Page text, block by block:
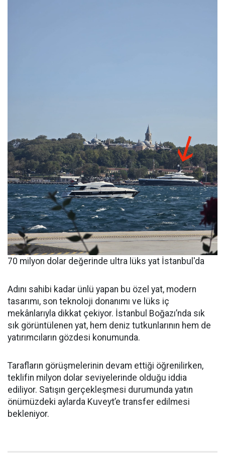
70 milyon dolar değerinde ultra lüks yat İstanbul'da
Adını sahibi kadar ünlü yapan bu özel yat, modern
tasarımı, son teknoloji donanımı ve lüks iç
mekânlarıyla dikkat çekiyor. İstanbul Boğazı’nda sık
sık görüntülenen yat, hem deniz tutkunlarının hem de
yatırımcıların gözdesi konumunda.
Tarafların görüşmelerinin devam ettiği öğrenilirken,
teklifin milyon dolar seviyelerinde olduğu iddia
ediliyor. Satışın gerçekleşmesi durumunda yatın
önümüzdeki aylarda Kuveyt’e transfer edilmesi
bekleniyor.